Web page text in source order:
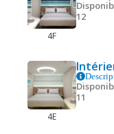
4F
12
4E
11